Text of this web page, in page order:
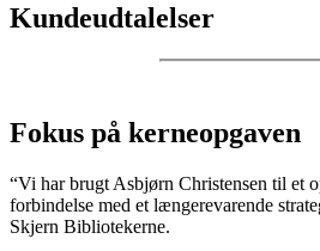
Kundeudtalelser
Fokus på kerneopgaven
“Vi har brugt Asbjørn Christensen til et
forbindelse med et længerevarende
Skjern Bibliotekerne.